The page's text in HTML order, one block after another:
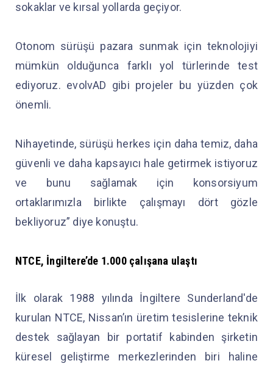
sokaklar ve kırsal yollarda geçiyor.
Otonom sürüşü pazara sunmak için teknolojiyi
mümkün olduğunca farklı yol türlerinde test
ediyoruz. evolvAD gibi projeler bu yüzden çok
önemli.
Nihayetinde, sürüşü herkes için daha temiz, daha
güvenli ve daha kapsayıcı hale getirmek istiyoruz
ve bunu sağlamak için konsorsiyum
ortaklarımızla birlikte çalışmayı dört gözle
bekliyoruz” diye konuştu.
NTCE, İngiltere’de 1.000 çalışana ulaştı
İlk olarak 1988 yılında İngiltere Sunderland'de
kurulan NTCE, Nissan’ın üretim tesislerine teknik
destek sağlayan bir portatif kabinden şirketin
küresel geliştirme merkezlerinden biri haline